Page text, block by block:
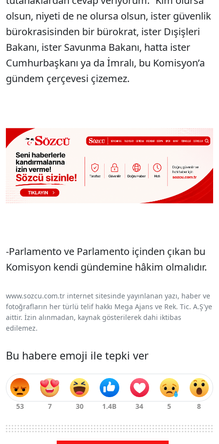
olsun, niyeti de ne olursa olsun, ister güvenlik
bürokrasisinden bir bürokrat, ister Dışişleri
Bakanı, ister Savunma Bakanı, hatta ister
Cumhurbaşkanı ya da İmralı, bu Komisyon’a
gündem çerçevesi çizemez.
-Parlamento ve Parlamento içinden çıkan bu
Komisyon kendi gündemine hâkim olmalıdır.
www.sozcu.com.tr internet sitesinde yayınlanan yazı, haber ve
fotoğrafların her türlü telif hakkı Mega Ajans ve Rek. Tic. A.Ş'ye
aittir. İzin alınmadan, kaynak gösterilerek dahi iktibas
edilemez.
Bu habere emoji ile tepki ver